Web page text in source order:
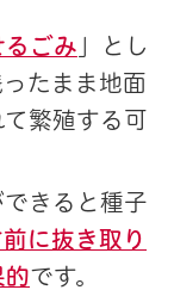
るごみ 」とし
たまま地面
繁殖する可
きると種子
に抜き取り
的です。